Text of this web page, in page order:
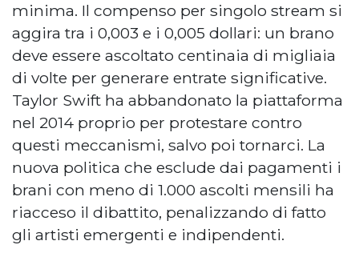
minima. Il compenso per singolo stream si
aggira tra i 0,003 e i 0,005 dollari: un brano
deve essere ascoltato centinaia di migliaia
di volte per generare entrate significative.
Taylor Swift ha abbandonato la piattaforma
nel 2014 proprio per protestare contro
questi meccanismi, salvo poi tornarci. La
nuova politica che esclude dai pagamenti i
brani con meno di 1.000 ascolti mensili ha
riacceso il dibattito, penalizzando di fatto
gli artisti emergenti e indipendenti.